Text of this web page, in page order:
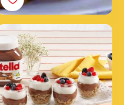
Jogurt s müsli a nátierkou
Nutella®